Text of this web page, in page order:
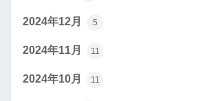
2024年12月 5
2024年11月 11
2024年10月 11